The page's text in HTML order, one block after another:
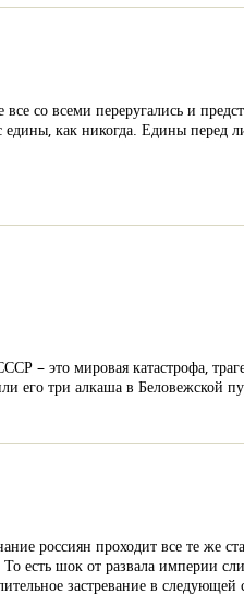
все со всеми переругались и
как никогда. Едины перед
– это мировая катастрофа,
его три алкаша в
россиян проходит все те же
есть шок от развала империи
застревание в следующей